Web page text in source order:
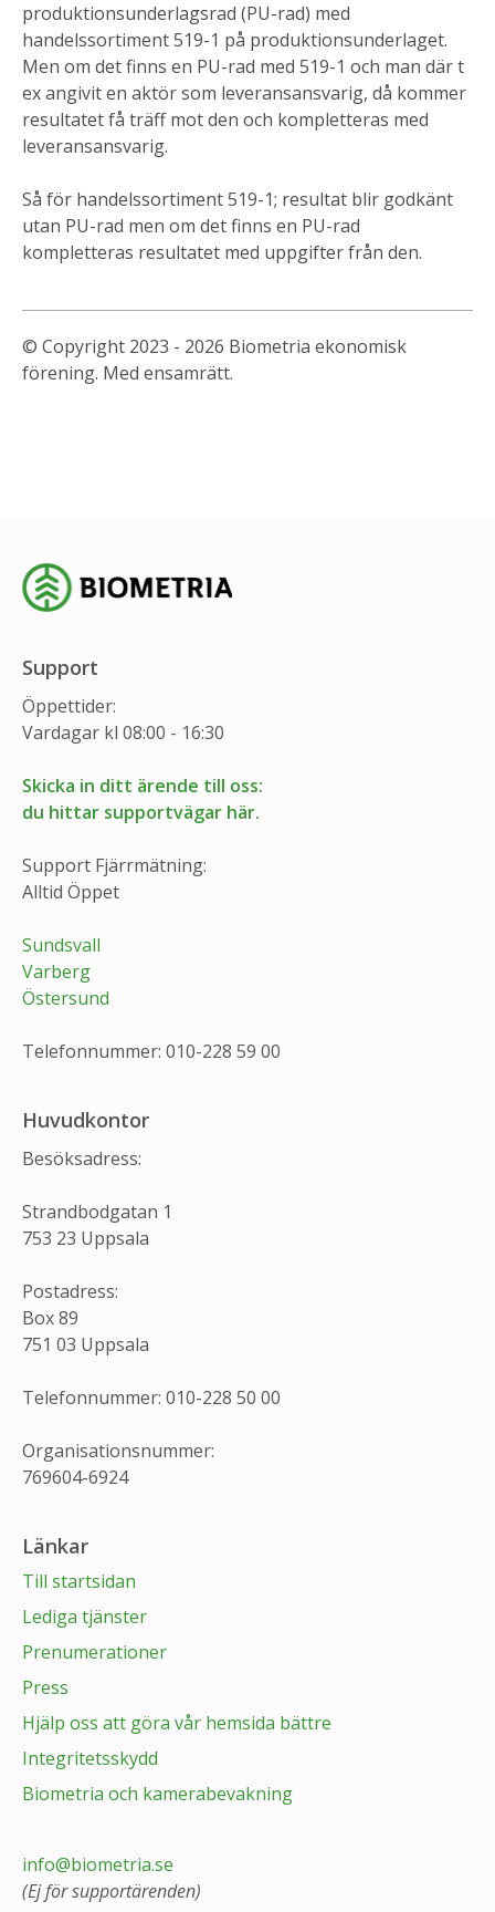
produktionsunderlagsrad (PU-rad) med
handelssortiment 519-1 på produktionsunderlaget.
Men om det finns en PU-rad med 519-1 och man där t
ex angivit en aktör som leveransansvarig, då kommer
resultatet få träff mot den och kompletteras med
leveransansvarig.
Så för handelssortiment 519-1; resultat blir godkänt
utan PU-rad men om det finns en PU-rad
kompletteras resultatet med uppgifter från den.
© Copyright 2023 - 2026 Biometria ekonomisk
förening. Med ensamrätt.
Support
Öppettider:
Vardagar kl 08:00 - 16:30
Skicka in ditt ärende till oss:
du hittar supportvägar här.
Support Fjärrmätning:
Alltid Öppet
Sundsvall
Varberg
Östersund
Telefonnummer: 010-228 59 00
Huvudkontor
Besöksadress:
Strandbodgatan 1
753 23 Uppsala
Postadress:
Box 89
751 03 Uppsala
Telefonnummer: 010-228 50 00
Organisationsnummer:
769604-6924
Länkar
Till startsidan
Lediga tjänster
Prenumerationer
Press
Hjälp oss att göra vår hemsida bättre
Integritetsskydd
Biometria och kamerabevakning
info@biometria.se
(Ej för supportärenden)